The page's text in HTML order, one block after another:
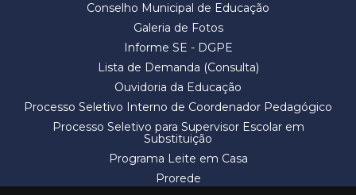
Conselho Municipal de Educação
Galeria de Fotos
Informe SE - DGPE
Lista de Demanda (Consulta)
Ouvidoria da Educação
Processo Seletivo Interno de Coordenador Pedagógico
Processo Seletivo para Supervisor Escolar em
Substituição
Programa Leite em Casa
Prorede